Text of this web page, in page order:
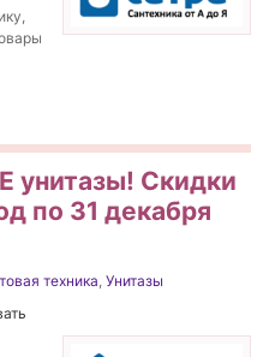
унитазы! Скидки
по 31 декабря
техника, Унитазы